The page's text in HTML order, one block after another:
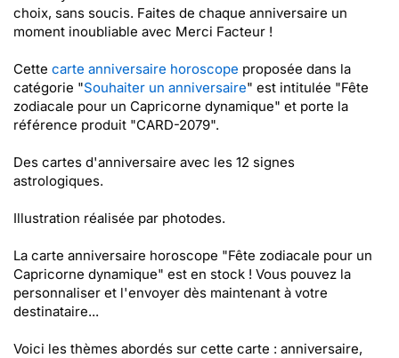
choix, sans soucis. Faites de chaque anniversaire un
moment inoubliable avec Merci Facteur !
Cette carte anniversaire horoscope proposée dans la
catégorie "Souhaiter un anniversaire" est intitulée "Fête
zodiacale pour un Capricorne dynamique" et porte la
référence produit "CARD-2079".
Des cartes d'anniversaire avec les 12 signes
astrologiques.
Illustration réalisée par photodes.
La carte anniversaire horoscope "Fête zodiacale pour un
Capricorne dynamique" est en stock ! Vous pouvez la
personnaliser et l'envoyer dès maintenant à votre
destinataire...
Voici les thèmes abordés sur cette carte : anniversaire,